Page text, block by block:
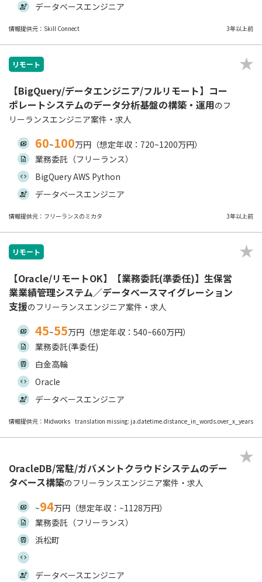
データベースエンジニア
情報提供元：Skill Connect 3年以上前
リモート
【BigQuery/データエンジニア/フルリモート】コー
ポレートシステムのデータ分析基盤の構築・運用のフ
リーランスエンジニア案件・求人
60~100万円（想定年収：720~1200万円）
業務委託（フリーランス）
BigQuery AWS Python
データベースエンジニア
情報提供元：フリーランスのミカタ 3年以上前
リモート
【Oracle/リモートOK】【業務委託(準委任)】生保営
業業績管理システム／データベースマイグレーション
支援のフリーランスエンジニア案件・求人
45~55万円（想定年収：540~660万円）
業務委託(準委任)
白金高輪
Oracle
データベースエンジニア
情報提供元：Midworks translation missing: ja.datetime.distance_in_words.over_x_years
OracleDB/常駐/ガバメントクラウドシステムのデー
タベース構築のフリーランスエンジニア案件・求人
~94万円（想定年収：~1128万円）
業務委託（フリーランス）
浜松町
データベースエンジニア